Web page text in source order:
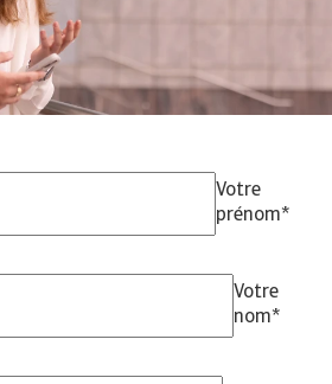
Votre
prénom*
Votre
nom*